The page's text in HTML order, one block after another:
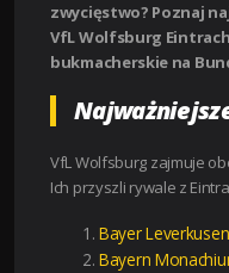
zwycięstwo? Poznaj
VfL Wolfsburg
bukmacherskie na
VfL Wolfsburg zajmuje
Ich przyszli rywale z
Bayer Leverkusen
Bayern